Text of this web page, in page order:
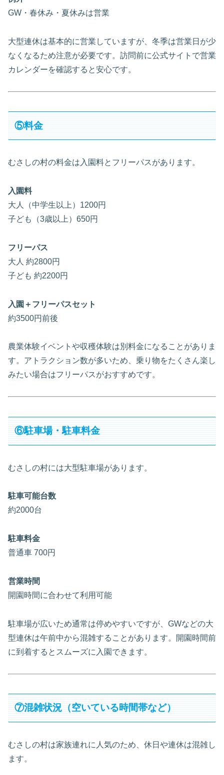
GW・春休み・夏休みは営業
大型連休は基本的に営業していますが、冬季は営業日が少
なくなるため注意が必要です。訪問前に公式サイトで営業
カレンダーを確認すると安心です。
⑤料金
むさしの村の料金は入園料とフリーパスがあります。
入園料
大人（中学生以上）1200円
子ども（3歳以上）650円
フリーパス
大人 約2800円
子ども 約2200円
入園＋フリーパスセット
約3500円前後
農業体験イベントや収穫体験は別料金になることがありま
す。アトラクション数が多いため、乗り物をたくさん楽し
みたい場合はフリーパスがおすすめです。
⑥駐車場・駐車料金
むさしの村には大型駐車場があります。
駐車可能台数
約2000台
駐車料金
普通車 700円
営業時間
開園時間に合わせて利用可能
駐車場が広いため通常は停めやすいですが、GWなどの大
型連休は午前中から混雑することがあります。開園時間前
に到着するとスムーズに入園できます。
⑦混雑状況（空いている時間帯など）
むさしの村は家族連れに人気のため、休日や連休は混雑し
ます。